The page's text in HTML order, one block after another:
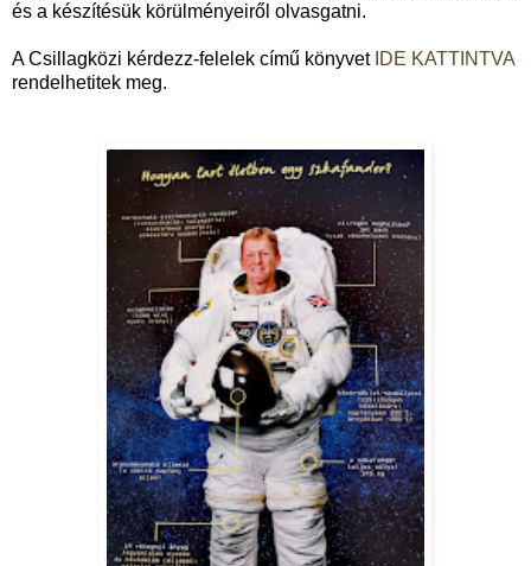
és a készítésük körülményeiről olvasgatni.
A Csillagközi kérdezz-felelek című könyvet IDE KATTINTVA
rendelhetitek meg.